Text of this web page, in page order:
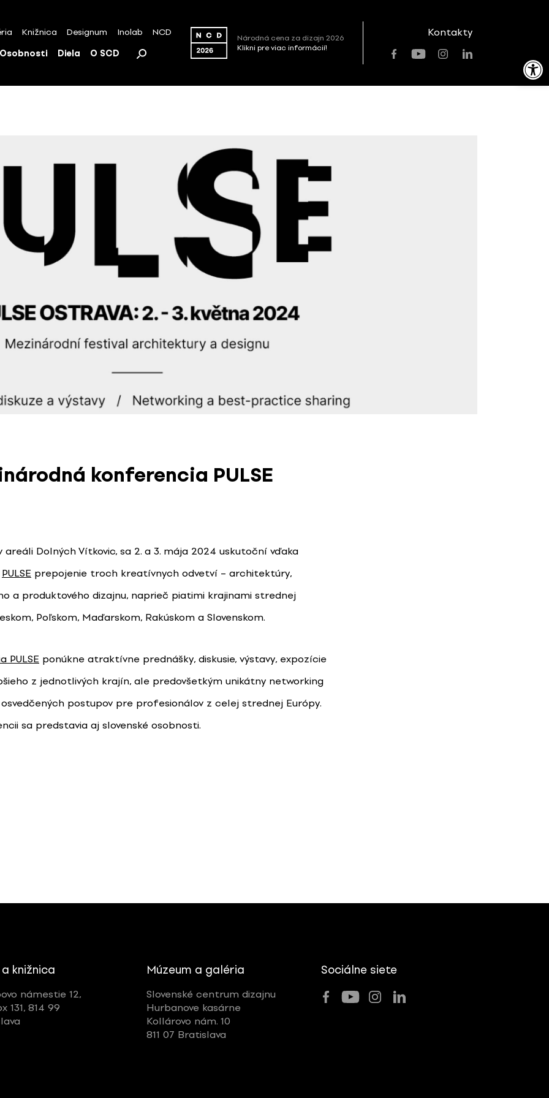
Open toolbar
Knižnica Designum Inolab NCD
Osobnosti Diela O SCD
Národná cena za dizajn 2026
Klikni pre viac informácií!
Kontakty
konferencia PULSE
areáli Dolných Vítkovic, sa 2. a 3. mája 2024 uskutoční vďaka
PULSE prepojenie troch kreatívnych odvetví – architektúry,
a produktového dizajnu, naprieč piatimi krajinami strednej
Poľskom, Maďarskom, Rakúskom a Slovenskom.
PULSE ponúkne atraktívne prednášky, diskusie, výstavy, expozície
z jednotlivých krajín, ale predovšetkým unikátny networking
postupov pre profesionálov z celej strednej Európy.
sa predstavia aj slovenské osobnosti.
knižnica
námestie 12,
131, 814 99
Múzeum a galéria
Slovenské centrum dizajnu
Hurbanove kasárne
Kollárovo nám. 10
811 07 Bratislava
Sociálne siete